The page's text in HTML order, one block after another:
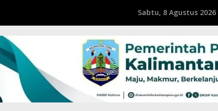
Sabtu, 8 Agustus 2026